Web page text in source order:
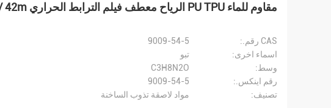
مقاوم للماء PU TPU الرياح معطف فيلم الترابط الحراري 42m / لفة
CAS رقم.:
9009-54-5
اسماء اخرى:
تبو
وسط:
C3H8N2O
رقم اينكس.:
9009-54-5
تصنيف:
مواد لاصقة تذوب الساخنة